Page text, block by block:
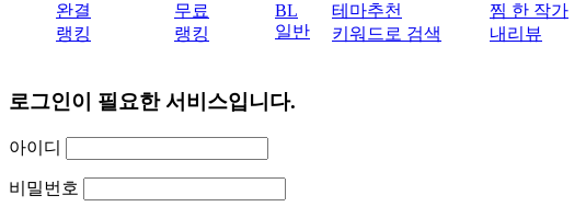
완결
랭킹
무료
랭킹
BL
일반
테마추천
키워드로 검색
찜 한 작가
내리뷰
로그인이 필요한 서비스입니다.
아이디
비밀번호